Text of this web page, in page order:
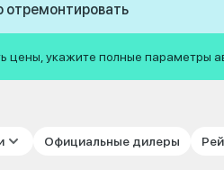
отремонтировать
цены, укажите полные параметры
Официальные дилеры